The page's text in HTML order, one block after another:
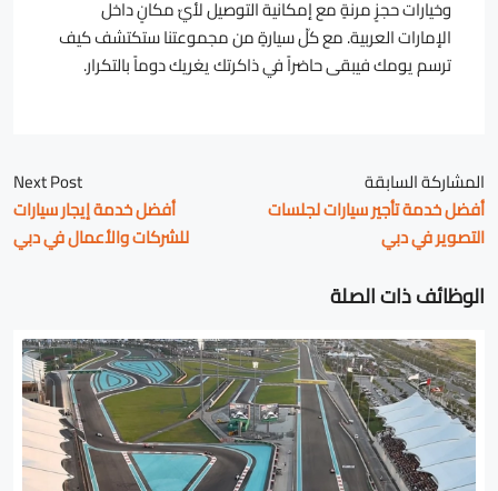
وخيارات حجزٍ مرنةٍ مع إمكانية التوصيل لأيّ مكانٍ داخل
الإمارات العربية. مع كلّ سيارةٍ من مجموعتنا ستكتشف كيف
ترسم يومك فيبقى حاضراً في ذاكرتك يغريك دوماً بالتكرار.
المشاركة السابقة
أفضل خدمة تأجير سيارات لجلسات
التصوير في دبي
Next Post
أفضل خدمة إيجار سيارات
للشركات والأعمال في دبي
الوظائف ذات الصلة